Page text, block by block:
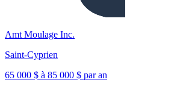
Amt Moulage Inc.
Saint-Cyprien
65 000 $ à 85 000 $ par an